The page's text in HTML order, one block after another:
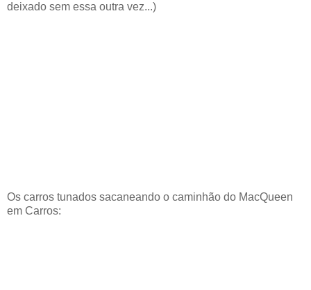
deixado sem essa outra vez...)
Os carros tunados sacaneando o caminhão do MacQueen
em Carros: